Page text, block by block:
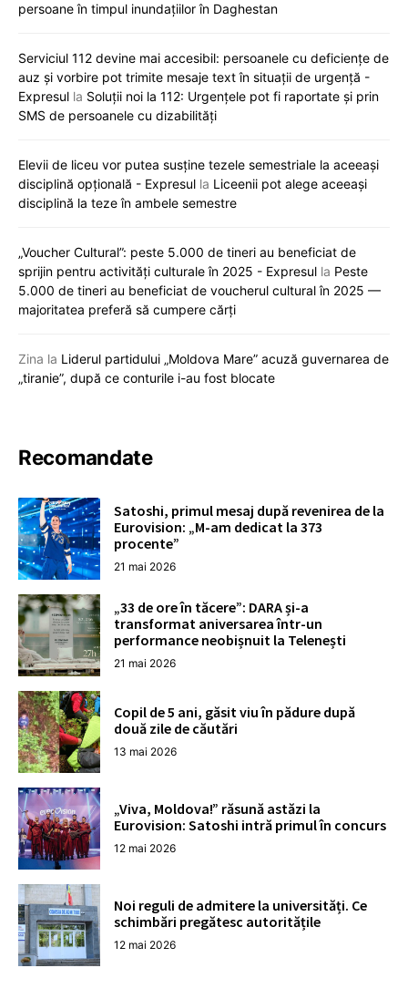
persoane în timpul inundațiilor în Daghestan
Serviciul 112 devine mai accesibil: persoanele cu deficiențe de
auz și vorbire pot trimite mesaje text în situații de urgență -
Expresul la Soluții noi la 112: Urgențele pot fi raportate și prin
SMS de persoanele cu dizabilități
Elevii de liceu vor putea susține tezele semestriale la aceeași
disciplină opțională - Expresul la Liceenii pot alege aceeași
disciplină la teze în ambele semestre
„Voucher Cultural”: peste 5.000 de tineri au beneficiat de
sprijin pentru activități culturale în 2025 - Expresul la Peste
5.000 de tineri au beneficiat de voucherul cultural în 2025 —
majoritatea preferă să cumpere cărți
Zina la Liderul partidului „Moldova Mare” acuză guvernarea de
„tiranie”, după ce conturile i-au fost blocate
Recomandate
Satoshi, primul mesaj după revenirea de la
Eurovision: „M-am dedicat la 373
procente”
21 mai 2026
„33 de ore în tăcere”: DARA și-a
transformat aniversarea într-un
performance neobișnuit la Telenești
21 mai 2026
Copil de 5 ani, găsit viu în pădure după
două zile de căutări
13 mai 2026
„Viva, Moldova!” răsună astăzi la
Eurovision: Satoshi intră primul în concurs
12 mai 2026
Noi reguli de admitere la universități. Ce
schimbări pregătesc autoritățile
12 mai 2026